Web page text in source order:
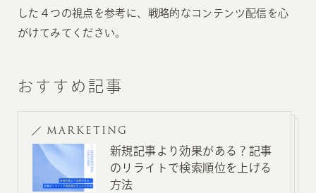
した４つの視点を参考に、戦略的なコンテンツ配信を心
がけてみてください。
おすすめ記事
MARKETING
新規記事より効果がある？記事
のリライトで検索順位を上げる
方法